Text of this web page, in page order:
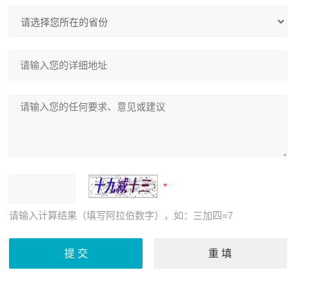
请输入计算结果（填写阿拉伯数字），如：三加四=7